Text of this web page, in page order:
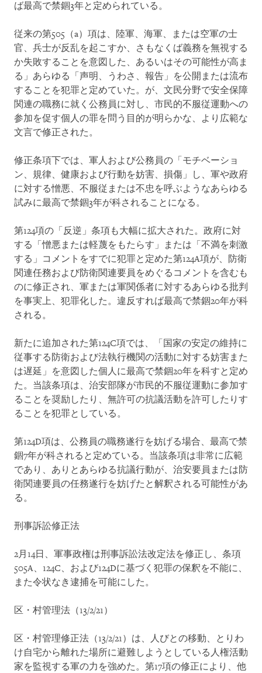
ば最高で禁錮3年と定められている。
従来の第505（a）項は、陸軍、海軍、または空軍の士
官、兵士が反乱を起こすか、さもなくば義務を無視する
か失敗することを意図した、あるいはその可能性が高ま
る」あらゆる「声明、うわさ、報告」を公開または流布
することを犯罪と定めていた。が、文民分野で安全保障
関連の職務に就く公務員に対し、市民的不服従運動への
参加を促す個人の罪を問う目的が明らかな、より広範な
文言で修正された。
修正条項下では、軍人および公務員の「モチベーショ
ン、規律、健康および行動を妨害、損傷」し、軍や政府
に対する憎悪、不服従または不忠を呼ぶようなあらゆる
試みに最高で禁錮3年が科されることになる。
第124項の「反逆」条項も大幅に拡大された。政府に対
する「憎悪または軽蔑をもたらす」または「不満を刺激
する」コメントをすでに犯罪と定めた第124A項が、防衛
関連任務および防衛関連要員をめぐるコメントを含むも
のに修正され、軍または軍関係者に対するあらゆる批判
を事実上、犯罪化した。違反すれば最高で禁錮20年が科
される。
新たに追加された第124C項では、「国家の安定の維持に
従事する防衛および法執行機関の活動に対する妨害また
は遅延」を意図した個人に最高で禁錮20年を科すと定め
た。当該条項は、治安部隊が市民的不服従運動に参加す
ることを奨励したり、無許可の抗議活動を許可したりす
ることを犯罪としている。
第124D項は、公務員の職務遂行を妨げる場合、最高で禁
錮7年が科されると定めている。当該条項は非常に広範
であり、ありとあらゆる抗議行動が、治安要員または防
衛関連要員の任務遂行を妨げたと解釈される可能性があ
る。
刑事訴訟修正法
2月14日、軍事政権は刑事訴訟法改定法を修正し、条項
505A、124C、および124Dに基づく犯罪の保釈を不能に、
また令状なき逮捕を可能にした。
区・村管理法（13/2/21）
区・村管理修正法（13/2/21）は、人びとの移動、とりわ
け自宅から離れた場所に避難しようとしている人権活動
家を監視する軍の力を強めた。第17項の修正により、他